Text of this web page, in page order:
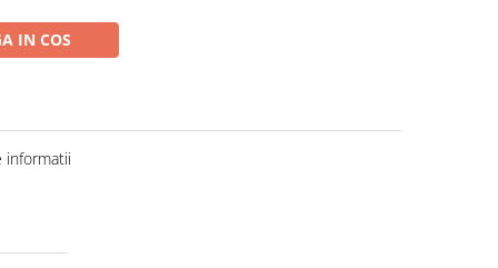
IN COS
informatii